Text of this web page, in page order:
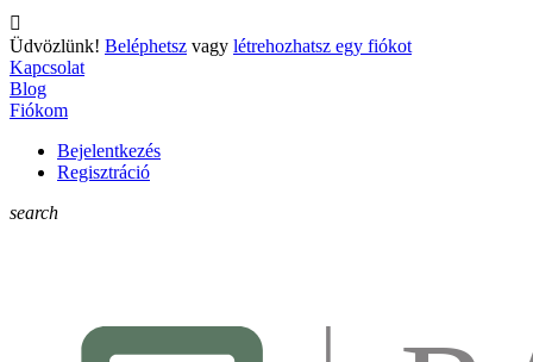

Üdvözlünk! Beléphetsz vagy létrehozhatsz egy fiókot
Kapcsolat
Blog
Fiókom
Bejelentkezés
Regisztráció
search